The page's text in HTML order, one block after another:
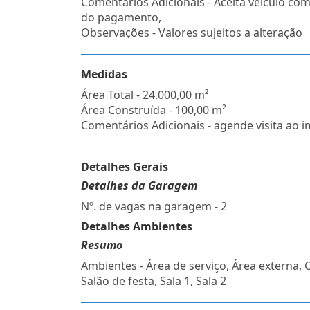
do pagamento,
Observações - Valores sujeitos a alteração
Medidas
Área Total - 24.000,00 m²
Área Construída - 100,00 m²
Comentários Adicionais - agende visita ao
Detalhes Gerais
Detalhes da Garagem
Nº. de vagas na garagem - 2
Detalhes Ambientes
Resumo
Ambientes - Área de serviço, Área externa,
Salão de festa, Sala 1, Sala 2